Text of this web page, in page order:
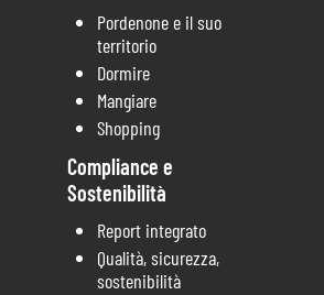
Pordenone e il suo
territorio
Dormire
Mangiare
Shopping
Compliance e
Sostenibilità
Report integrato
Qualità, sicurezza,
sostenibilità